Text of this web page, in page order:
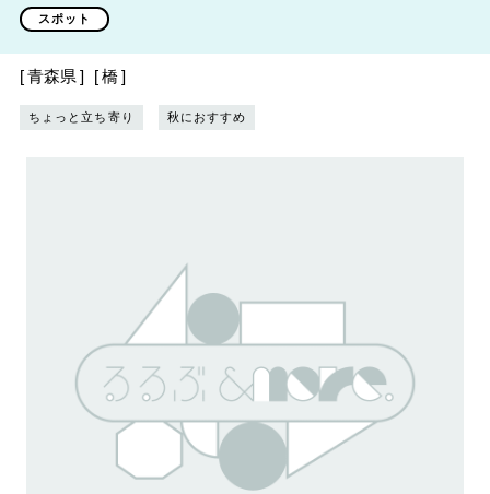
スポット
青森県 橋
ちょっと立ち寄り 秋におすすめ